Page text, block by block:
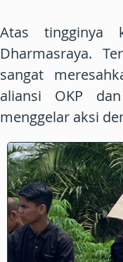
Atas tingginya
Dharmasraya.
sangat
aliansi OKP
menggelar aksi